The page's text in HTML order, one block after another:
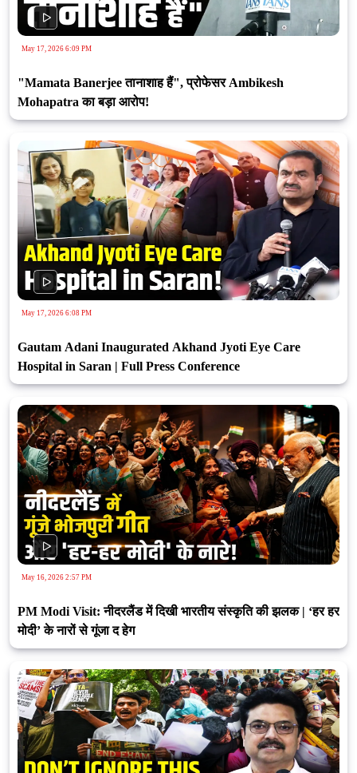
May 17, 2026 6:09 PM
"Mamata Banerjee तानाशाह हैं", प्रोफेसर Ambikesh
Mohapatra का बड़ा आरोप!
May 17, 2026 6:08 PM
Gautam Adani Inaugurated Akhand Jyoti Eye Care
Hospital in Saran | Full Press Conference
May 16, 2026 2:57 PM
PM Modi Visit: नीदरलैंड में दिखी भारतीय संस्कृति की झलक | ‘हर हर
मोदी’ के नारों से गूंजा द हेग